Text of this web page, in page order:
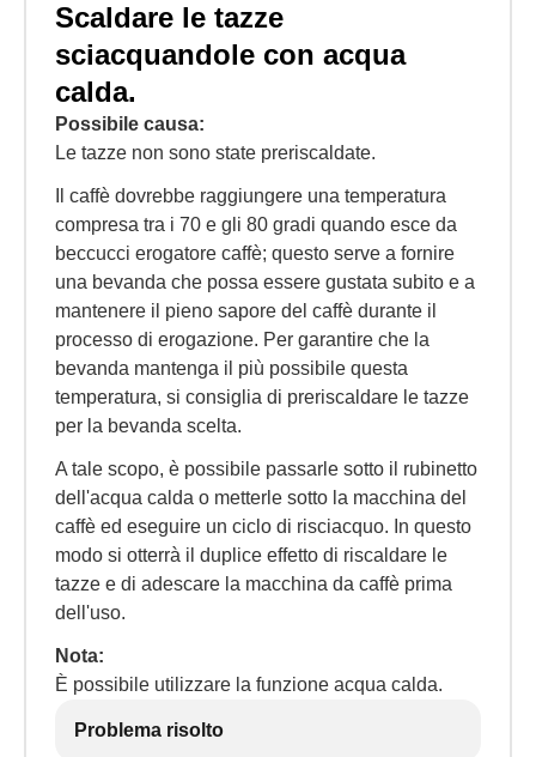
Scaldare le tazze
sciacquandole con acqua
calda.
Possibile causa:
Le tazze non sono state preriscaldate.
Il caffè dovrebbe raggiungere una temperatura
compresa tra i 70 e gli 80 gradi quando esce da
beccucci erogatore caffè; questo serve a fornire
una bevanda che possa essere gustata subito e a
mantenere il pieno sapore del caffè durante il
processo di erogazione. Per garantire che la
bevanda mantenga il più possibile questa
temperatura, si consiglia di preriscaldare le tazze
per la bevanda scelta.
A tale scopo, è possibile passarle sotto il rubinetto
dell'acqua calda o metterle sotto la macchina del
caffè ed eseguire un ciclo di risciacquo. In questo
modo si otterrà il duplice effetto di riscaldare le
tazze e di adescare la macchina da caffè prima
dell'uso.
Nota:
È possibile utilizzare la funzione acqua calda.
Problema risolto